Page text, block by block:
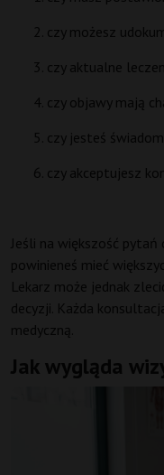
czy możesz
czy aktualne
czy objawy mają
czy jesteś
czy akceptujesz
Jeśli na większość pytań
powinieneś mieć
Lekarz może jednak
decyzji. Każda
medyczną.
Jak wygląda